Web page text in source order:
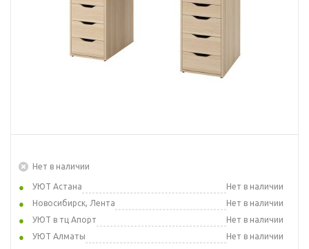
Нет в наличии
УЮТ Астана
Нет в наличии
Новосибирск, Лента
Нет в наличии
УЮТ в тц Апорт
Нет в наличии
УЮТ Алматы
Нет в наличии